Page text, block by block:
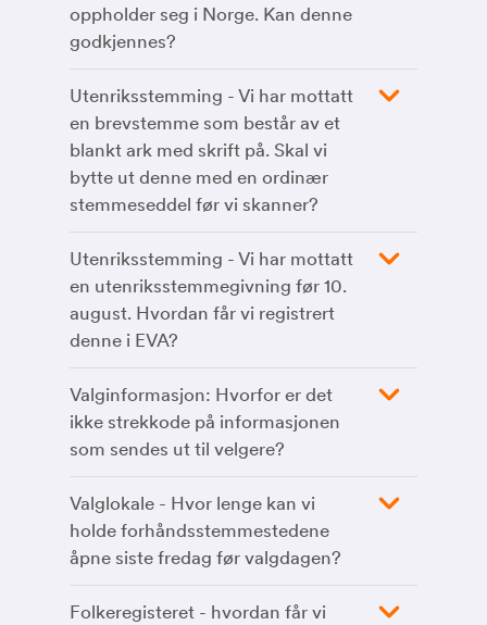
oppholder seg i Norge. Kan denne
godkjennes?
Utenriksstemming - Vi har mottatt
en brevstemme som består av et
blankt ark med skrift på. Skal vi
bytte ut denne med en ordinær
stemmeseddel før vi skanner?
Utenriksstemming - Vi har mottatt
en utenriksstemmegivning før 10.
august. Hvordan får vi registrert
denne i EVA?
Valginformasjon: Hvorfor er det
ikke strekkode på informasjonen
som sendes ut til velgere?
Valglokale - Hvor lenge kan vi
holde forhåndsstemmestedene
åpne siste fredag før valgdagen?
Folkeregisteret - hvordan får vi